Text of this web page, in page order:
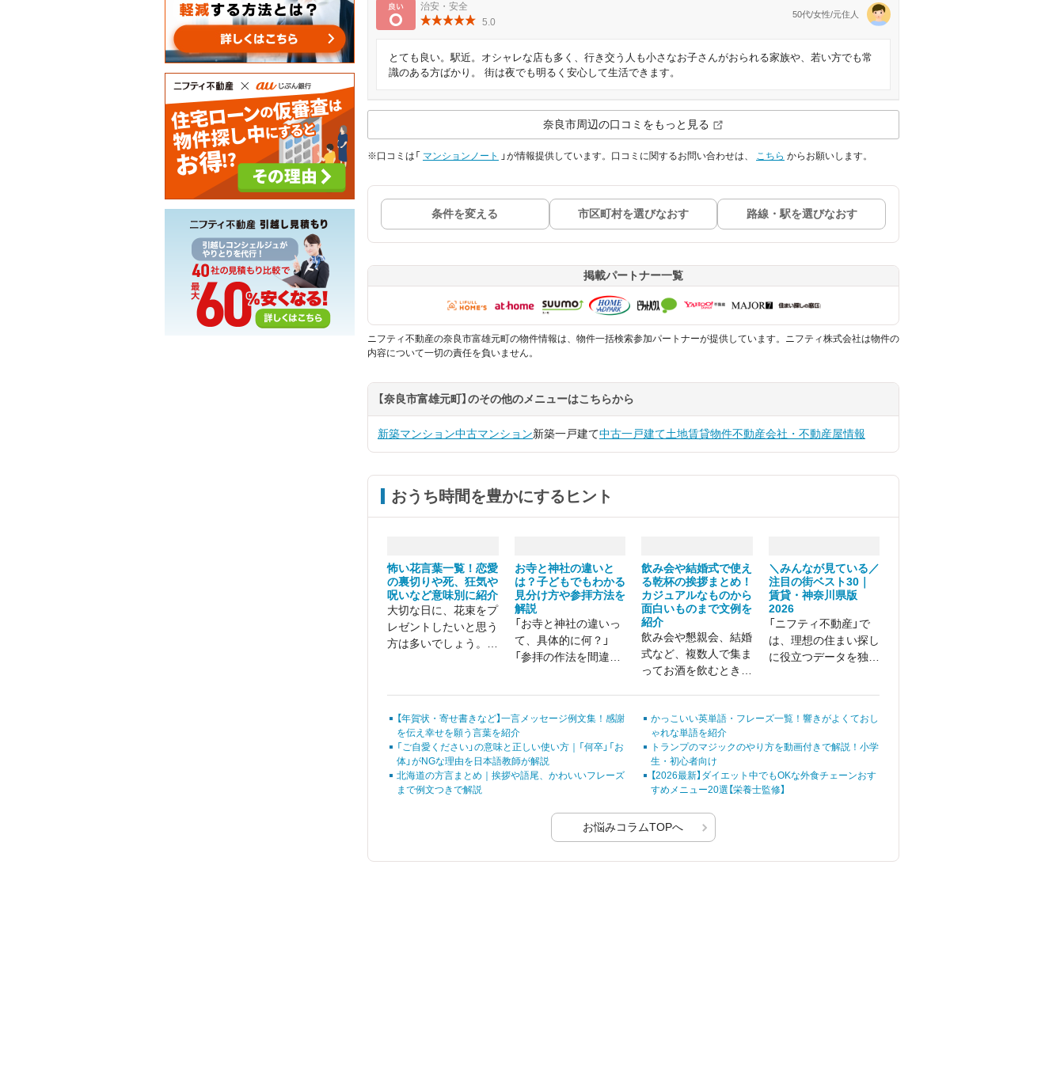
良い
治安・安全
5.0
50代/女性/元住人
とても良い。駅近。オシャレな店も多く、行き交う人も小さなお子さんがおられる家族や、若い方でも常
識のある方ばかり。 街は夜でも明るく安心して生活できます。
奈良市周辺の口コミをもっと見る
※口コミは「 マンションノート 」が情報提供しています。口コミに関するお問い合わせは、 こちら からお願いします。
条件を変える 市区町村を選びなおす 路線・駅を選びなおす
掲載パートナー一覧
ニフティ不動産の奈良市富雄元町の物件情報は、物件一括検索参加パートナーが提供しています。ニフティ株式会社は物件の
内容について一切の責任を負いません。
【奈良市富雄元町】のその他のメニューはこちらから
新築マンション中古マンション新築一戸建て中古一戸建て土地賃貸物件不動産会社・不動産屋情報
おうち時間を豊かにするヒント
怖い花言葉一覧！恋愛
の裏切りや死、狂気や
呪いなど意味別に紹介
大切な日に、花束をプ
レゼントしたいと思う
方は多いでしょう。し
葉」です。 見た目が美
しくても、怖い花言葉
を持つ花は沢山存在し
ます。
お寺と神社の違いと
は？子どもでもわかる
見分け方や参拝方法を
解説
「お寺と神社の違いっ
て、具体的に何？」
「参拝の作法を間違え
飲み会や結婚式で使え
る乾杯の挨拶まとめ！
カジュアルなものから
面白いものまで文例を
紹介
飲み会や懇親会、結婚
式など、複数人で集ま
ってお酒を飲むときに
＼みんなが見ている／
注目の街ベスト30｜
賃貸・神奈川県版
2026
「ニフティ不動産」で
は、理想の住まい探し
に役立つデータを独自
た注目の街の最新デー
タをランキング形式で
別の平均家賃や掲載物
件情報数を一挙公開し
【年賀状・寄せ書きなど】一言メッセージ例文集！感謝
を伝え幸せを願う言葉を紹介
かっこいい英単語・フレーズ一覧！響きがよくておし
ゃれな単語を紹介
「ご自愛ください」の意味と正しい使い方｜「何卒」「お
体」がNGな理由を日本語教師が解説
トランプのマジックのやり方を動画付きで解説！小学
生・初心者向け
北海道の方言まとめ｜挨拶や語尾、かわいいフレーズ
まで例文つきで解説
【2026最新】ダイエット中でもOKな外食チェーンおす
すめメニュー20選【栄養士監修】
お悩みコラムTOPへ